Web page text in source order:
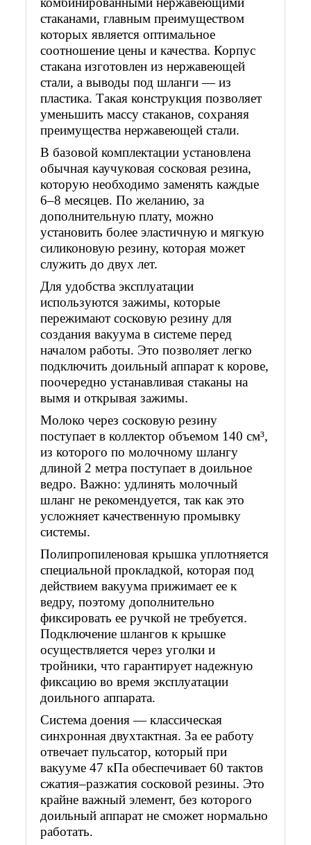
стаканами, главным преимуществом
которых является оптимальное
соотношение цены и качества. Корпус
стакана изготовлен из нержавеющей
стали, а выводы под шланги — из
пластика. Такая конструкция позволяет
уменьшить массу стаканов, сохраняя
преимущества нержавеющей стали.
В базовой комплектации установлена
обычная каучуковая сосковая резина,
которую необходимо заменять каждые
6–8 месяцев. По желанию, за
дополнительную плату, можно
установить более эластичную и мягкую
силиконовую резину, которая может
служить до двух лет.
Для удобства эксплуатации
используются зажимы, которые
пережимают сосковую резину для
создания вакуума в системе перед
началом работы. Это позволяет легко
подключить доильный аппарат к корове,
поочередно устанавливая стаканы на
вымя и открывая зажимы.
Молоко через сосковую резину
поступает в коллектор объемом 140 см³,
из которого по молочному шлангу
длиной 2 метра поступает в доильное
ведро. Важно: удлинять молочный
шланг не рекомендуется, так как это
усложняет качественную промывку
системы.
Полипропиленовая крышка уплотняется
специальной прокладкой, которая под
действием вакуума прижимает ее к
ведру, поэтому дополнительно
фиксировать ее ручкой не требуется.
Подключение шлангов к крышке
осуществляется через уголки и
тройники, что гарантирует надежную
фиксацию во время эксплуатации
доильного аппарата.
Система доения — классическая
синхронная двухтактная. За ее работу
отвечает пульсатор, который при
вакууме 47 кПа обеспечивает 60 тактов
сжатия–разжатия сосковой резины. Это
крайне важный элемент, без которого
доильный аппарат не сможет нормально
работать.